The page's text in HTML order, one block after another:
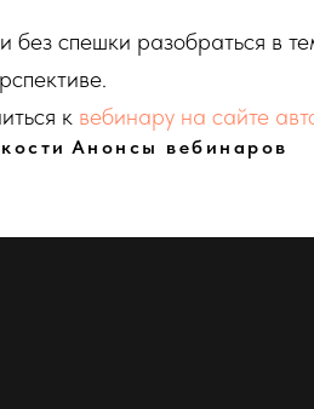
без спешки разобраться в
к вебинару на сайте
Анонсы вебинаров